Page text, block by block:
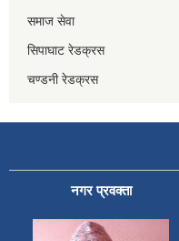
समाज सेवा
सिपाघाट रेडक्रस
चण्डनी रेडक्रस
नगर प्रवक्ता